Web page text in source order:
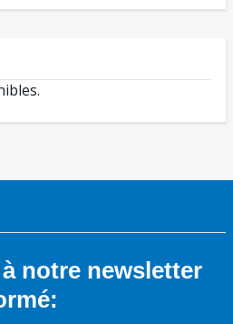
notre newsletter